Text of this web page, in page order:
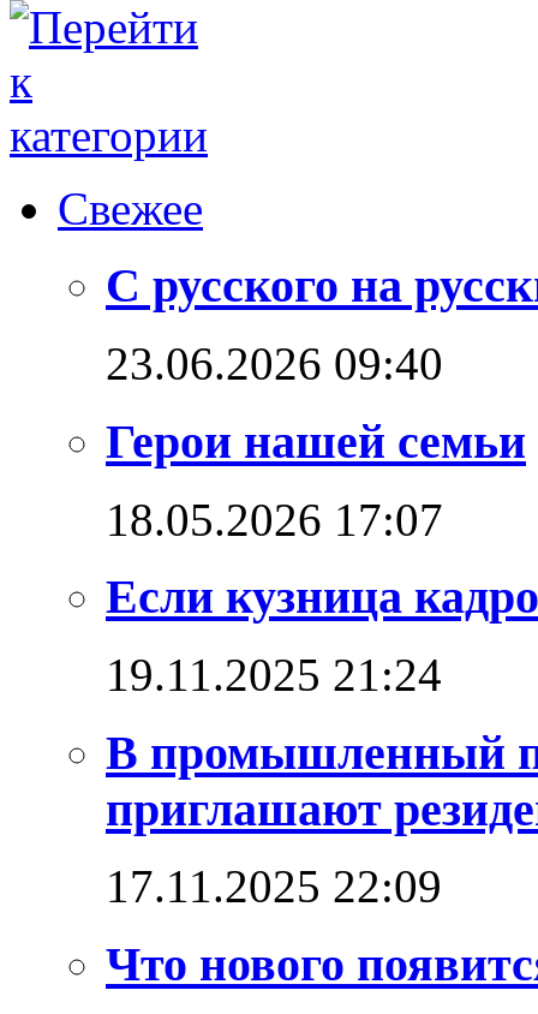
Свежее
С русского на
23.06.2026 09:40
Герои нашей семьи
18.05.2026 17:07
Если кузница
19.11.2025 21:24
В промышленный
приглашают
17.11.2025 22:09
Что нового